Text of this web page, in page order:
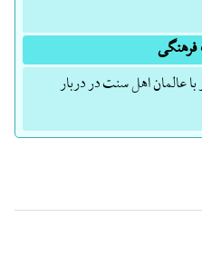
با عالمان اهل سنت در دربار